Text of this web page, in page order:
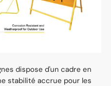
dispose d'un cadre en
stabilité accrue pour les